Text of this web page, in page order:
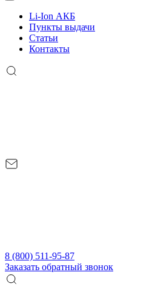
Li-Ion АКБ
Пункты выдачи
Статьи
Контакты
8 (800) 511-95-87
Заказать обратный звонок